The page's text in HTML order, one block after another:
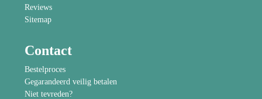
Reviews
Sitemap
Contact
Bestelproces
Gegarandeerd veilig betalen
Niet tevreden?